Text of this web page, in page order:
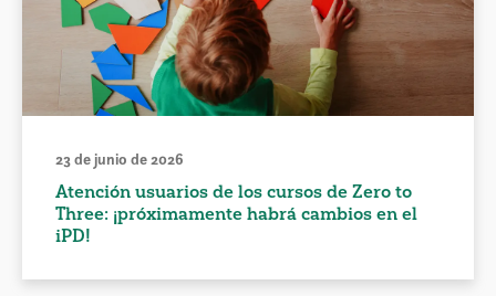
23 de junio de 2026
Atención usuarios de los cursos de Zero to
Three: ¡próximamente habrá cambios en el
iPD!